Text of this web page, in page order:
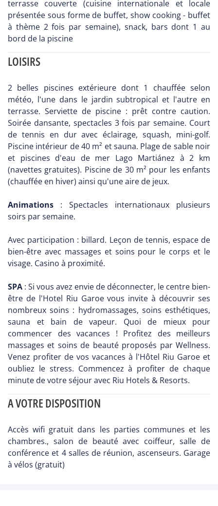
terrasse couverte (cuisine internationale et locale
présentée sous forme de buffet, show cooking - buffet
à thème 2 fois par semaine), snack, bars dont 1 au
bord de la piscine
LOISIRS
2 belles piscines extérieure dont 1 chauffée selon
météo, l'une dans le jardin subtropical et l'autre en
terrasse. Serviette de piscine : prêt contre caution.
Soirée dansante, spectacles 3 fois par semaine. Court
de tennis en dur avec éclairage, squash, mini-golf.
Piscine intérieur de 40 m² et sauna. Plage de sable noir
et piscines d'eau de mer Lago Martiánez à 2 km
(navettes gratuites). Piscine de 30 m² pour les enfants
(chauffée en hiver) ainsi qu'une aire de jeux.
Animations : Spectacles internationaux plusieurs
soirs par semaine.
Avec participation : billard. Leçon de tennis, espace de
bien-être avec massages et soins pour le corps et le
visage. Casino à proximité.
SPA : Si vous avez envie de déconnecter, le centre bien-
être de l'Hotel Riu Garoe vous invite à découvrir ses
nombreux soins : hydromassages, soins esthétiques,
sauna et bain de vapeur. Quoi de mieux pour
commencer des vacances ! Profitez des meilleurs
massages et soins de beauté proposés par Wellness.
Venez profiter de vos vacances à l'Hôtel Riu Garoe et
oubliez le stress. Commencez à profiter de chaque
minute de votre séjour avec Riu Hotels & Resorts.
A VOTRE DISPOSITION
Accès wifi gratuit dans les parties communes et les
chambres., salon de beauté avec coiffeur, salle de
conférence et 4 salles de réunion, ascenseurs. Garage
à vélos (gratuit)